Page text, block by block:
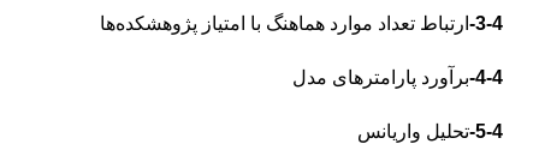
3-4- ارتباط تعداد موارد هماهنگ با امتیاز پژوهشکده‌ها
4-4- برآورد پارامترهای مدل
5-4- تحلیل واریانس